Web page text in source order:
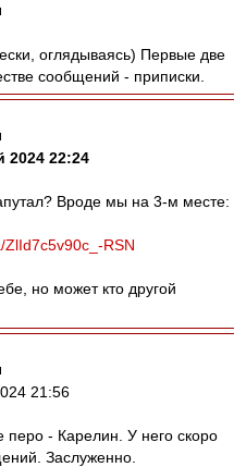
оглядываясь) Первые две
сообщений - приписки.
2024 22:24
Вроде мы на 3-м месте:
RSN
но может кто другой
21:56
перо - Карелин. У него скоро
Заслуженно.